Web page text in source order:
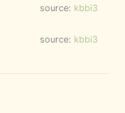
source: kbbi3
source: kbbi3